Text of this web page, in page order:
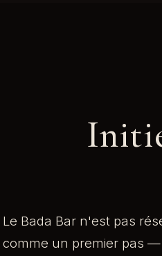
Le Bada Bar n'est pas
comme un premier pas